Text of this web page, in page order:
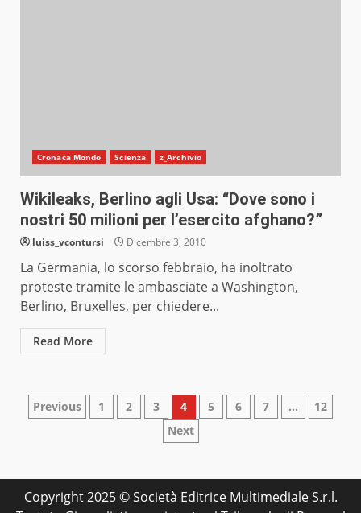
Cronaca Mondo Scienza z_Archivio
Wikileaks, Berlino agli Usa: “Dove sono i
nostri 50 milioni per l’esercito afghano?”
luiss_vcontursi Dicembre 3, 2010
La Germania, lo scorso febbraio, ha inoltrato
proteste tramite le ambasciate a Washington,
Berlino, Bruxelles, per chiedere...
Read More
Paginazione
articoli
Previous 1 2 3 4 5 6 7 …
12
Next
Copyright 2025 © Società Editrice Multimediale S.r.l.